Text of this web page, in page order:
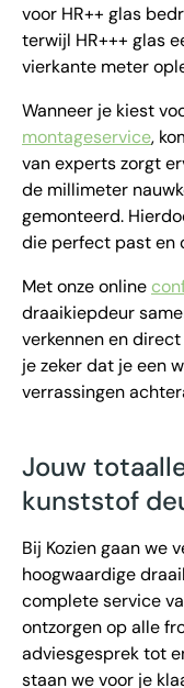
voor HR++ glas
terwijl HR+++ glas
vierkante meter
Wanneer je kiest
montageservice,
van experts zorgt
de millimeter
gemonteerd.
die perfect past en
Met onze online
draaikiepdeur
verkennen en
je zeker dat je een
verrassingen
Jouw
kunststof
Bij Kozien gaan we
hoogwaardige
complete service
ontzorgen op alle
adviesgesprek tot
staan we voor je